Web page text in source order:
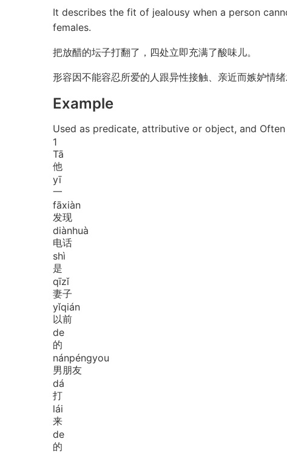
It describes the fit of jealousy when a person
females.
把放醋的坛子打翻了，四处立即充满了酸味儿。
形容因不能容忍所爱的人跟异性接触、亲近而嫉妒情绪
Example
Used as predicate, attributive or object, and Often
1
Tā
他
yī
一
fāxiàn
发现
diànhuà
电话
shì
是
qīzǐ
妻子
yǐqián
以前
de
的
nánpéngyou
男朋友
dá
打
lái
来
de
的